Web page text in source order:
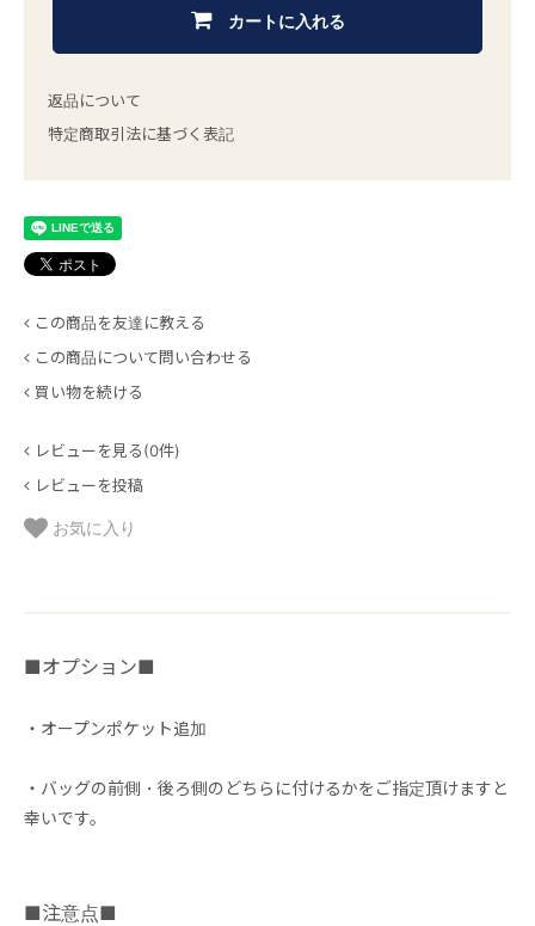
カートに入れる
返品について
特定商取引法に基づく表記
この商品を友達に教える
この商品について問い合わせる
買い物を続ける
レビューを見る(0件)
レビューを投稿
お気に入り
■オプション■
・オープンポケット追加
・バッグの前側・後ろ側のどちらに付けるかをご指定頂けますと
幸いです。
■注意点■